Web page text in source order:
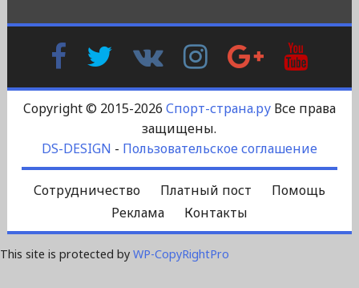
FacebookTwitter
Контакте
InstagramGoogle
Plus
Copyright © 2015-2026 Спорт-страна.руВсе права
защищены.
DS-DESIGN - Пользовательское соглашение
Сотрудничество Платный пост
Помощь
Реклама
Контакты
This site is protected by WP-CopyRightPro